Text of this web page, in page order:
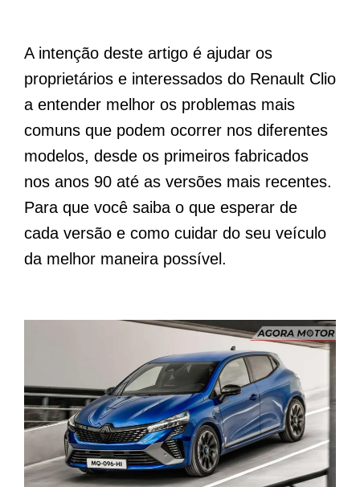
A intenção deste artigo é ajudar os
proprietários e interessados do Renault Clio
a entender melhor os problemas mais
comuns que podem ocorrer nos diferentes
modelos, desde os primeiros fabricados
nos anos 90 até as versões mais recentes.
Para que você saiba o que esperar de
cada versão e como cuidar do seu veículo
da melhor maneira possível.